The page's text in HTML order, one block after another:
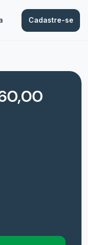
Cadastre-se